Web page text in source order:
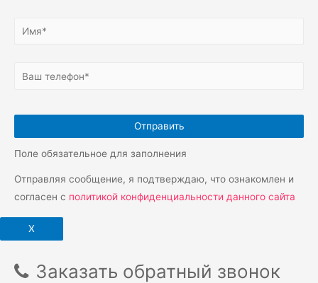
Поле обязательное для заполнения
Отправляя сообщение, я подтверждаю, что ознакомлен и
согласен с политикой конфиденциальности данного сайта
X
Заказать обратный звонок